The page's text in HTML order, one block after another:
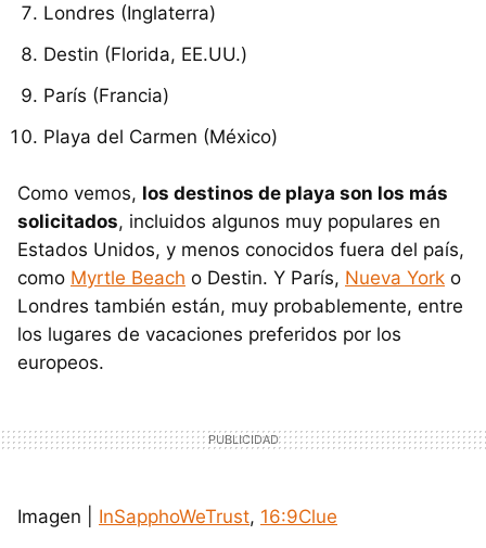
Londres (Inglaterra)
Destin (Florida, EE.UU.)
París (Francia)
Playa del Carmen (México)
Como vemos, los destinos de playa son los más
solicitados, incluidos algunos muy populares en
Estados Unidos, y menos conocidos fuera del país,
como Myrtle Beach o Destin. Y París, Nueva York o
Londres también están, muy probablemente, entre
los lugares de vacaciones preferidos por los
europeos.
Imagen | InSapphoWeTrust, 16:9Clue